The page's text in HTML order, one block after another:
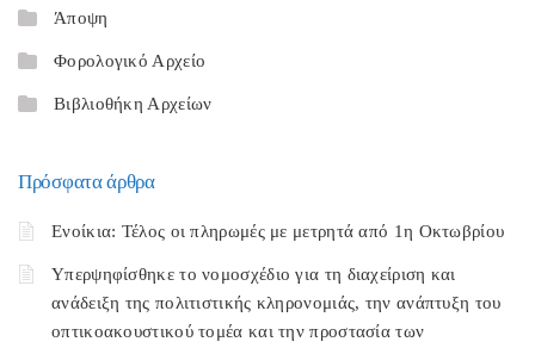
Άποψη
Φορολογικό Αρχείο
Βιβλιοθήκη Αρχείων
Πρόσφατα άρθρα
Ενοίκια: Τέλος οι πληρωμές με μετρητά από 1η Οκτωβρίου
Υπερψηφίσθηκε το νομοσχέδιο για τη διαχείριση και
ανάδειξη της πολιτιστικής κληρονομιάς, την ανάπτυξη του
οπτικοακουστικού τομέα και την προστασία των